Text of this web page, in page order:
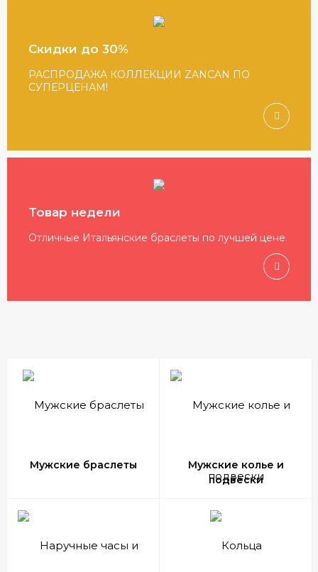
Скидки до 30%
РАСПРОДАЖА КОЛЛЕКЦИИ ZANCAN ПО
СУПЕРЦЕНАМ!
Товар недели
Отличные Итальянские браслеты по лучшей цене.
Мужские браслеты
Мужские колье и
подвески